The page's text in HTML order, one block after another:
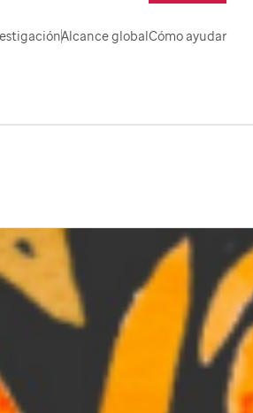
Alcance globalCómo ayudar